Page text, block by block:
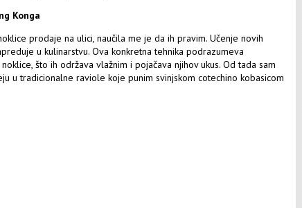
Konga
prodaje na ulici, naučila me je da ih pravim. Učenje novih
u kulinarstvu. Ova konkretna tehnika podrazumeva
što ih održava vlažnim i pojačava njihov ukus. Od tada sam
u tradicionalne raviole koje punim svinjskom cotechino kobasicom